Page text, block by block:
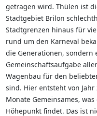
getragen wird. Thülen ist
Stadtgebiet Brilon
Stadtgrenzen hinaus für
rund um den Karneval
die Generationen, sondern
Gemeinschaftsaufgabe
Wagenbau für den
sind. Hier entsteht von
Monate Gemeinsames,
Höhepunkt findet. Das ist